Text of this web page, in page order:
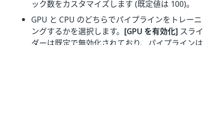
ック数をカスタマイズします (既定値は 100)。
GPU と CPU のどちらでパイプラインをトレーニ
ングするかを選択します。 [GPU を有効化] スライ
ダーは既定で無効化されており、パイプラインは